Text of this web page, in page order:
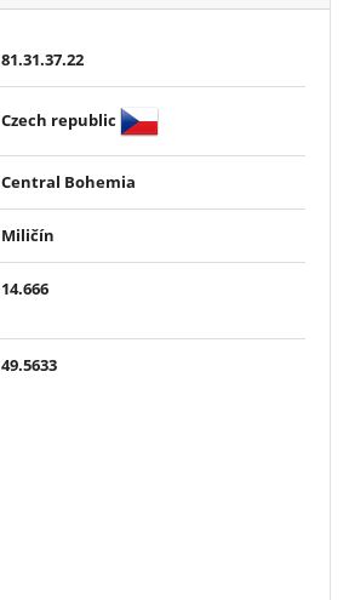
81.31.37.22
Czech republic
Central Bohemia
Miličín
14.666
49.5633